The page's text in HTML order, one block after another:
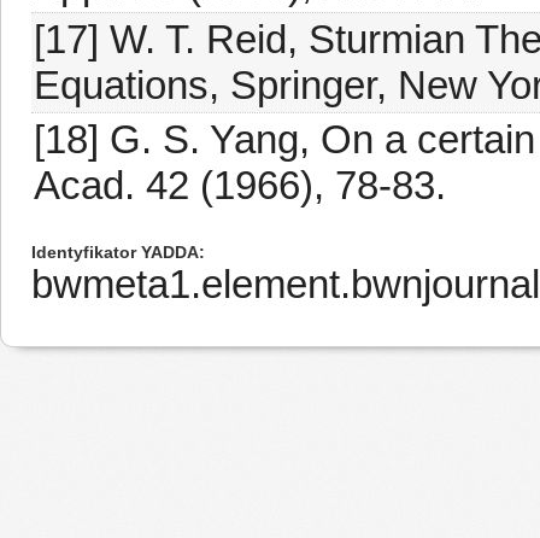
[17] W. T. Reid, Sturmian
Equations, Springer, New
[18] G. S. Yang, On a
Acad. 42 (1966), 78-83.
Identyfikator YADDA